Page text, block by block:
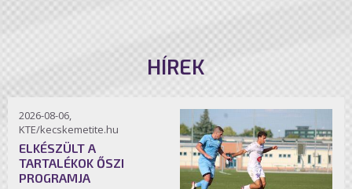
HÍREK
2026-08-06,
KTE/kecskemetite.hu
ELKÉSZÜLT A
TARTALÉKOK ŐSZI
PROGRAMJA